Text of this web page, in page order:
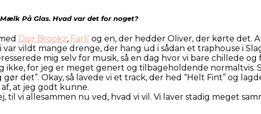
På Glas. Hvad var det for noget?
Dior Brookz, Farli’ og en, der hedder Oliver, der kørte det.
vildt mange drenge, der hang ud i sådan et traphouse i
mig selv for musik, så en dag hvor vi bare chillede
for jeg er meget genert og tilbageholdende normaltvis.
det”. Okay, så lavede vi et track, der hed “Helt Fint” og
at jeg godt kunne.
vi allesammen nu ved, hvad vi vil. Vi laver stadig meget